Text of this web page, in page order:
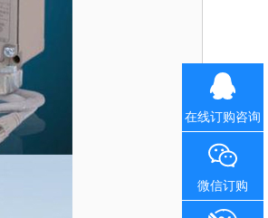
在线订购咨询
微信订购